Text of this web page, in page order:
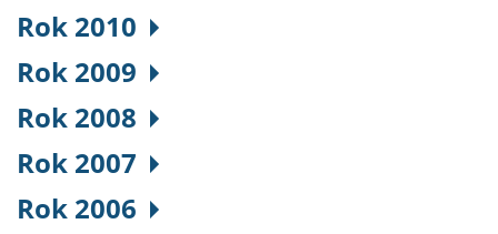
Rok 2010
Rok 2009
Rok 2008
Rok 2007
Rok 2006